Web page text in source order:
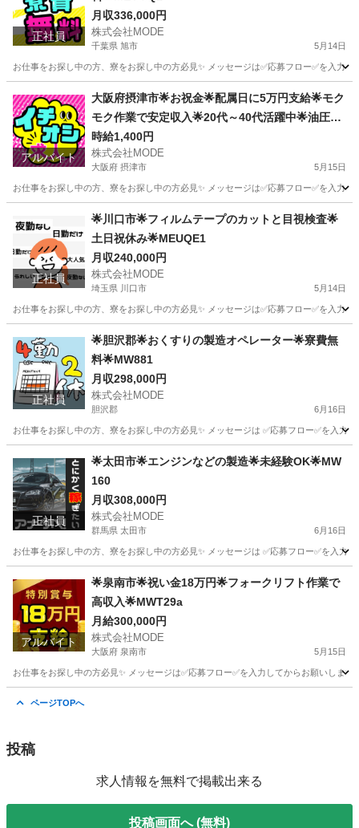
正社員
月収336,000円
株式会社MODE
千葉県 旭市 5月14日
お仕事をお探し中の方、寮をお探し中の方必見✨ メッセージは✅応募フロー✅を入力
その他 未経験
アルバイト
大阪府摂津市🌟お祝金🌟配属日に5万円支給🌟モク
モク作業で安定収入🌟20代～40代活躍中🌟油圧機
器の加工・組立スタッフ🌟MTKOSDSD
時給1,400円
株式会社MODE
大阪府 摂津市 5月15日
お仕事をお探し中の方、寮をお探し中の方必見✨ メッセージは✅応募フロー✅を入力
軽作業
正社員
🌟川口市🌟フィルムテープのカットと目視検査🌟
土日祝休み🌟MEUQE1
月収240,000円
株式会社MODE
埼玉県 川口市 5月14日
お仕事をお探し中の方、寮をお探し中の方必見✨ メッセージは✅応募フロー✅を入力
その他 未経験
正社員
🌟胆沢郡🌟おくすりの製造オペレーター🌟寮費無
料🌟MW881
月収298,000円
株式会社MODE
胆沢郡 6月16日
お仕事をお探し中の方、寮をお探し中の方必見✨ メッセージは ✅応募フロー✅を入
その他 オペレーター
正社員
🌟太田市🌟エンジンなどの製造🌟未経験OK🌟MW
160
月収308,000円
株式会社MODE
群馬県 太田市 6月16日
お仕事をお探し中の方、寮をお探し中の方必見✨ メッセージは ✅応募フロー✅を入
その他 未経験
アルバイト
🌟泉南市🌟祝い金18万円🌟フォークリフト作業で
高収入🌟MWT29a
月給300,000円
株式会社MODE
大阪府 泉南市 5月15日
お仕事をお探し中の方必見✨ メッセージは✅応募フロー✅を入力してからお願いしま
ページTOPへ
投稿
求人情報を無料で掲載出来る
投稿画面へ (無料)